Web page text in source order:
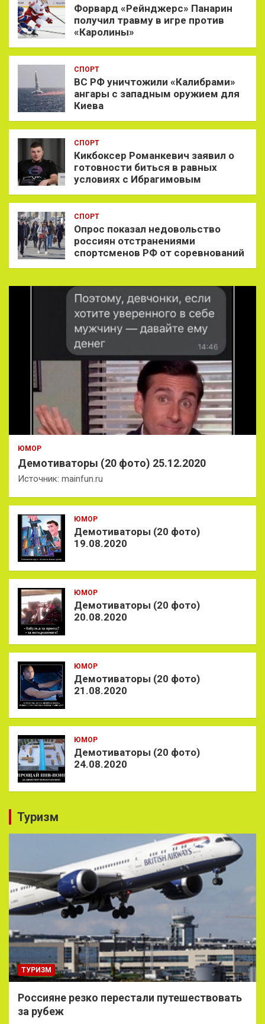
Форвард «Рейнджерс» Панарин
получил травму в игре против
«Каролины»
СПОРТ
ВС РФ уничтожили «Калибрами»
ангары с западным оружием для
Киева
СПОРТ
Кикбоксер Романкевич заявил о
готовности биться в равных
условиях с Ибрагимовым
СПОРТ
Опрос показал недовольство
россиян отстранениями
спортсменов РФ от соревнований
ЮМОР
Демотиваторы (20 фото) 25.12.2020
Источник: mainfun.ru
ЮМОР
Демотиваторы (20 фото)
19.08.2020
ЮМОР
Демотиваторы (20 фото)
20.08.2020
ЮМОР
Демотиваторы (20 фото)
21.08.2020
ЮМОР
Демотиваторы (20 фото)
24.08.2020
Туризм
ТУРИЗМ
Россияне резко перестали путешествовать
за рубеж